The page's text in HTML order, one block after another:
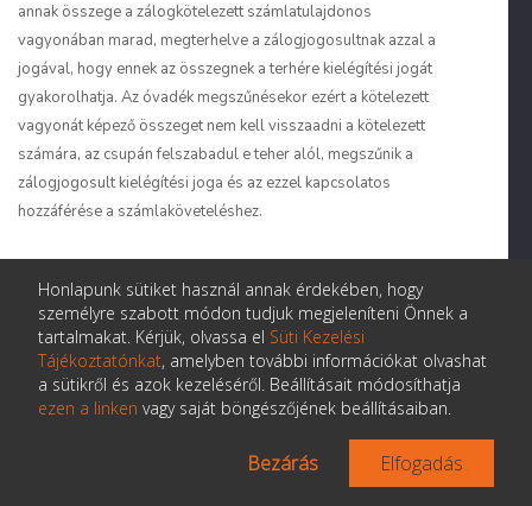
annak összege a zálogkötelezett számlatulajdonos
vagyonában marad, megterhelve a zálogjogosultnak azzal a
jogával, hogy ennek az összegnek a terhére kielégítési jogát
gyakorolhatja. Az óvadék megszűnésekor ezért a kötelezett
vagyonát képező összeget nem kell visszaadni a kötelezett
számára, az csupán felszabadul e teher alól, megszűnik a
zálogjogosult kielégítési joga és az ezzel kapcsolatos
hozzáférése a számlaköveteléshez.
óvadék csak korlátozottan alkalmas az óvadéki funkció
betöltésére,hiszen rendhagyó zálogjog formájában nem
alapítható, és nem létezik olyan egyéb formája sem, amely – a
rendhagyó zálogjoghoz hasonlóan – lehetővé tenné azt, hogy
az óvadék jogosultja használja az óvadékul szolgáló összeget.
A számlakövetelésen alapított óvadéknak ez a hiányossága a
gyakorlatban a pénzóvadék előző pontban tárgyalt azzal a
Honlapunk sütiket használ annak érdekében, hogy
személyre szabott módon tudjuk megjeleníteni Önnek a
tartalmakat. Kérjük, olvassa el Süti Kezelési
Tájékoztatónkat, amelyben további információkat olvashat
a sütikről és azok kezeléséről. Beállításait módosíthatja
ezen a linken vagy saját böngészőjének beállításaiban.
Bezárás Elfogadás